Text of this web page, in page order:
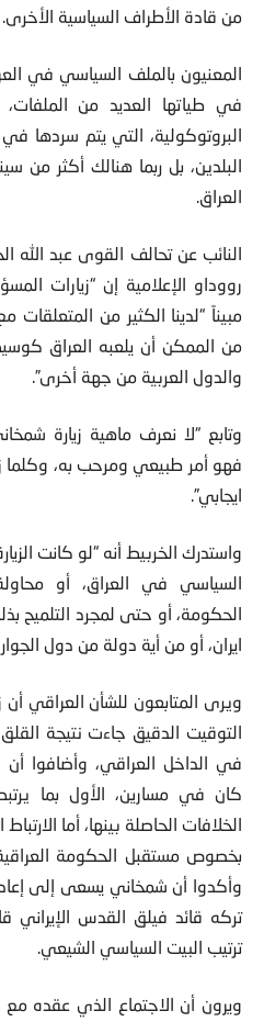
من قادة الأطراف السياسية الأخرى.
المعنيون بالملف السياسي في
في طياتها العديد من
البروتوكولية، التي يتم سردها
البلدين، بل ربما هنالك أكثر من
العراق.
النائب عن تحالف القوى عبد الله
رووداو الإعلامية إن “زيارات
مبيناً “لدينا الكثير من المتعلقات
من الممكن أن يلعبه العراق
والدول العربية من جهة أخرى”.
وتابع “لا نعرف ماهية زيارة
فهو أمر طبيعي ومرحب به، وكلما
ايجابي”.
واستدرك الخربيط أنه “لو كانت
السياسي في العراق، أو
الحكومة، أو حتى لمجرد التلميح
ايران، أو من أية دولة من دول
ويرى المتابعون للشأن العراقي
التوقيت الدقيق جاءت نتيجة
في الداخل العراقي، وأضافوا
كان في مسارين، الأول بما
الخلافات الحاصلة بينها، أما
بخصوص مستقبل الحكومة
وأكدوا أن شمخاني يسعى إلى
تركه قائد فيلق القدس
ترتيب البيت السياسي الشيعي.
ويرون أن الاجتماع الذي عقده مع